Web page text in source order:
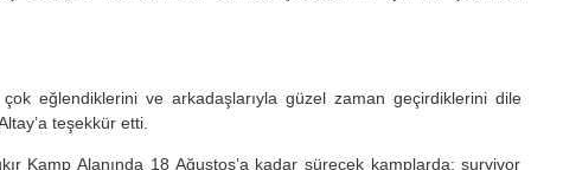
eğlendiklerini ve arkadaşlarıyla güzel zaman geçirdiklerini dile
teşekkür etti.
Kamp Alanında 18 Ağustos’a kadar sürecek kamplarda; survivor